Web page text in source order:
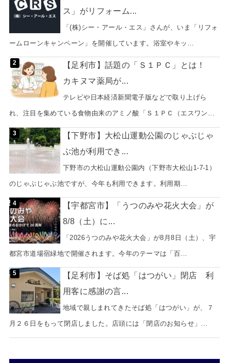
ス」がリフォーム...
「(株)シー・アール・エス」さんが、いま「リフォ
ームローンキャンペーン」を開催しています。浴室やキッ...
【足利市】話題の「Ｓ１ＰＣ」とは！
カキヌマ薬局が...
テレビや日本経済新聞電子版などで取り上げら
れ、注目を集めている食物由来のアミノ酸「Ｓ１ＰＣ（エスワン...
【下野市】大松山運動公園のじゃぶじゃ
ぶ池が利用でき...
下野市の大松山運動公園内（下野市大松山1-7-1）
のじゃぶじゃぶ池ですが、今年も利用できます。利用期...
【宇都宮市】「うつのみや花火大会」が
8/8（土）に...
「2026うつのみや花火大会」が8月8日（土）、宇
都宮市道場宿緑地で開催されます。今年のテーマは「百...
【足利市】そば処「はつがい」閉店 利
用客に感謝の言...
地域で親しまれてきたそば処「はつがい」が、７
月２６日をもって閉店しました。店頭には「閉店のお知らせ」...